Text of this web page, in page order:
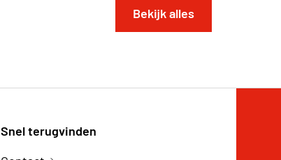
Bekijk alles
Snel terugvinden